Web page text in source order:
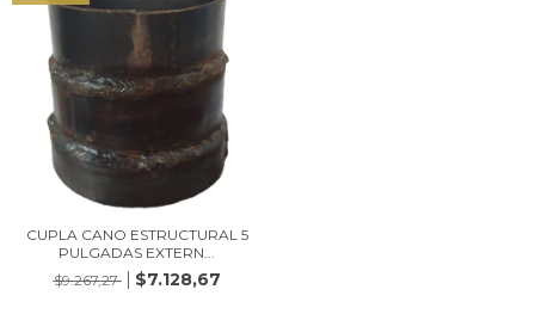
CUPLA CANO ESTRUCTURAL 5
PULGADAS EXTERN...
$9.267,27
$7.128,67